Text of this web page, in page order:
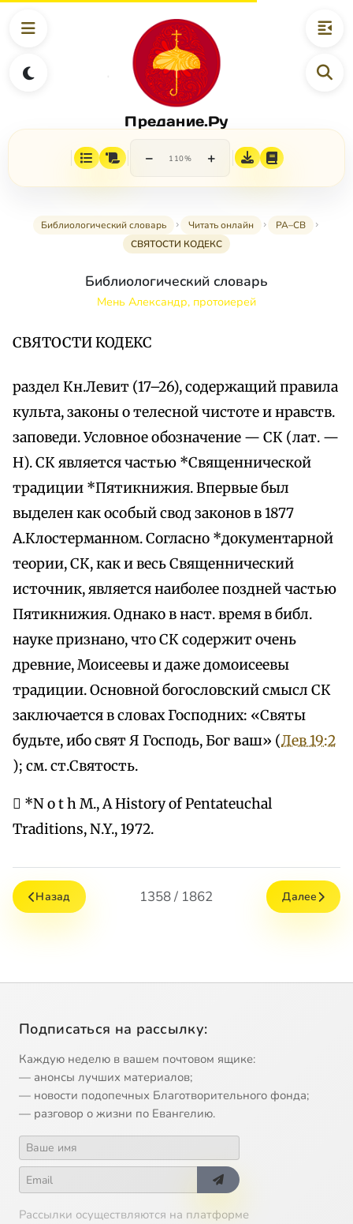
Предание.Ру
− 110% +
Библиологический словарь Читать онлайн
РА–СВ
СВЯТОСТИ КОДЕКС
Библиологический словарь
Мень Александр, протоиерей
СВЯТОСТИ КОДЕКС
раздел Кн.Левит (17–26), содержащий правила
культа, законы о телесной чистоте и нравств.
заповеди. Условное обозначение — СК (лат. —
H). СК является частью *Священнической
традиции *Пятикнижия. Впервые был
выделен как особый свод законов в 1877
А.Клостерманном. Согласно *документарной
теории, СК, как и весь Священнический
источник, является наиболее поздней частью
Пятикнижия. Однако в наст. время в библ.
науке признано, что СК содержит очень
древние, Моисеевы и даже домоисеевы
традиции. Основной богословский смысл СК
заключается в словах Господних: «Святы
будьте, ибо свят Я Господь, Бог ваш» (Лев 19:2
); см. ст.Святость.
 *N o t h M., A History of Pentateuchal
Traditions, N.Y., 1972.
Назад 1358 / 1862 Далее
Подписаться на рассылку:
Каждую неделю в вашем почтовом ящике:
— анонсы лучших материалов;
— новости подопечных Благотворительного фонда;
— разговор о жизни по Евангелию.
Рассылки осуществляются на платформе